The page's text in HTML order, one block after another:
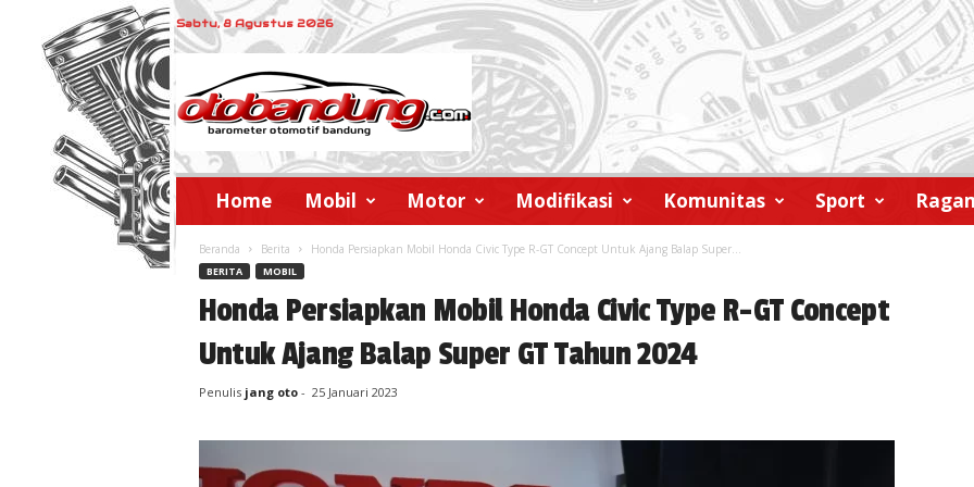
Sabtu, 8 Agustus 2026
o
b
n
u
Home Mobil Motor Modifikasi Komunitas Sport
Beranda Berita Honda Persiapkan Mobil Honda Civic Type R-GT Concept Untuk Ajang Balap Super...
BERITA MOBIL
Honda Persiapkan Mobil Honda Civic Type R-GT Concept
Untuk Ajang Balap Super GT Tahun 2024
Penulis jang oto- 25 Januari 2023